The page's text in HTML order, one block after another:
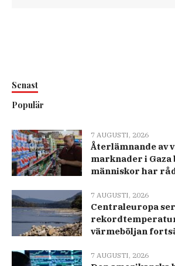
Senast
Populär
7 AUGUSTI, 2026
Återlämnande av
marknader i
människor har
7 AUGUSTI, 2026
Centraleuropa ser
värmeböljan
7 AUGUSTI, 2026